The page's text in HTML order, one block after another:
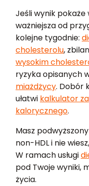
Jeśli wynik pokaże
ważniejsza od
kolejne tygodnie:
cholesterolu,
wysokim
ryzyka opisanych
miażdżycy. Dobór
ułatwi kalkulator
kalorycznego.
Masz
non-HDL i nie
W ramach usługi
pod Twoje wyniki,
życia.